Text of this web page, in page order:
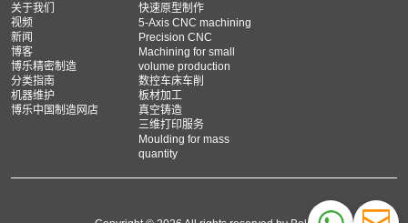
关于我们
视频
新闻
博客
博乐精密制造
分类指南
机器维护
博乐中国制造网店
快速原型制作
5‑Axis CNC machining
Precision CNC
Machining for small
volume production
数控车床车削
板材加工
真空铸造
三维打印服务
Moulding for mass
quantity